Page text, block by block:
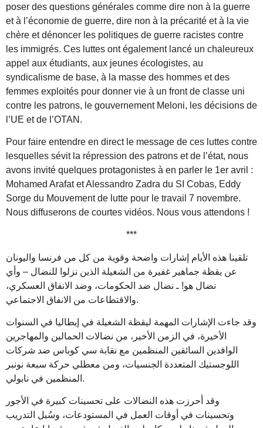
poser des questions générales comme dire non à la guerre
et à l’économie de guerre, dire non à la précarité et à la vie
chère et dénoncer les politiques de guerre racistes contre
les immigrés. Ces luttes ont également lancé un chaleureux
appel aux étudiants, aux jeunes écologistes, au
syndicalisme de base, à la masse des hommes et des
femmes exploités pour donner vie à un front de classe uni
contre les patrons, le gouvernement Meloni, les décisions de
l’UE et de l’OTAN.
Pour faire entendre en direct le message de ces luttes contre
lesquelles sévit la répression des patrons et de l’état, nous
avons invité quelques protagonistes à en parler le 1er avril :
Mohamed Arafat et Alessandro Zadra du SI Cobas, Eddy
Sorge du Mouvement de lutte pour le travail 7 novembre.
Nous diffuserons de courtes vidéos. Nous vous attendons !
***
تلقينا هذه الأيام إشارات واضحة وقوية من كل من فرنسا واليونان
عن يقظة جماهير غفيرة من الشغيلة الذين نزلوا للنضال – وأي
نضال هو! ـ نضال ضد الحكومات، وضد الانفاق العسكري،
والاقتطاعات من الانفاق الاجتماعي.
وقد جاءت الإشارات المهمة ليقظة الشغيلة في إيطاليا في السنوات
الأخيرة، في الزمن الأخير، من نضالات الحمالين والمهاجرين
الوافدين السائقين المنظمين مع نقابة سي كوباس ضد شركات
اللوجستيك المتعددة الجنسيات، ومن معطلي حركة سبعة نونبر
المنظمين في نابولي.
وقد أحرزت هذه النضالات على تحسينات كبيرة في الأجور
وتحسينات في أوقات العمل في المستودعات، وسُبل التدريب